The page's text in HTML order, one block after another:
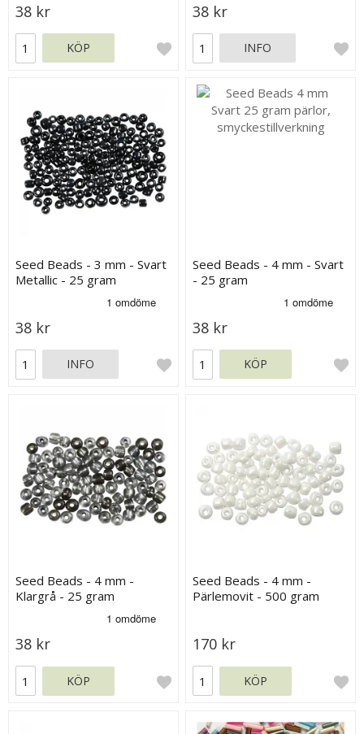
38 kr
KÖP
38 kr
INFO
Seed Beads - 3 mm - Svart
Metallic - 25 gram
38 kr
INFO
Seed Beads - 4 mm - Svart
- 25 gram
38 kr
KÖP
Seed Beads - 4 mm -
Klargrå - 25 gram
38 kr
KÖP
Seed Beads - 4 mm -
Pärlemovit - 500 gram
170 kr
KÖP